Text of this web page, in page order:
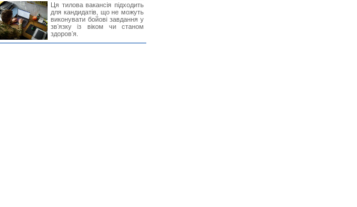
Ця тилова вакансія підходить
для кандидатів, що не можуть
виконувати бойові завдання у
звʼязку із віком чи станом
здоровʼя.